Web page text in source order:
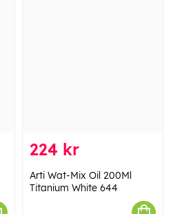
224 kr
Arti Wat-Mix Oil 200Ml
Titanium White 644